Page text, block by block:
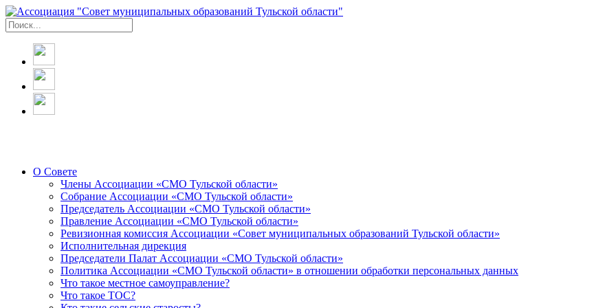
О Совете
Члены Ассоциации «СМО Тульской области»
Собрание Ассоциации «СМО Тульской области»
Председатель Ассоциации «СМО Тульской области»
Правление Ассоциации «СМО Тульской области»
Ревизионная комиссия Ассоциации «Совет муниципальных образований Тульской области»
Исполнительная дирекция
Председатели Палат Ассоциации «СМО Тульской области»
Политика Ассоциации «СМО Тульской области» в отношении обработки персональных данных
Что такое местное самоуправление?
Что такое ТОС?